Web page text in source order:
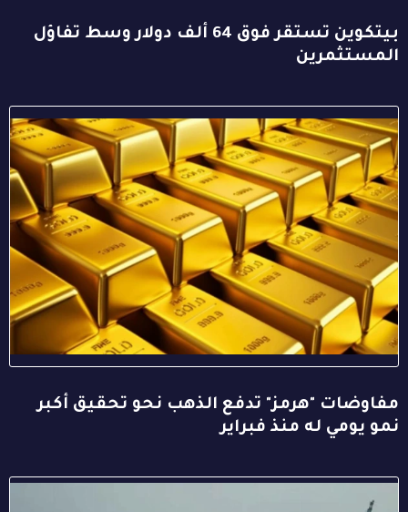
بيتكوين تستقر فوق 64 ألف دولار وسط تفاؤل
المستثمرين
مفاوضات "هرمز" تدفع الذهب نحو تحقيق أكبر
نمو يومي له منذ فبراير